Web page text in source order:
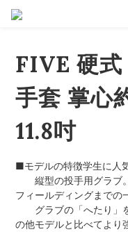
FIVE 硬式
手套 掌心
11.8吋
■モデルの特徴学生に人
縦型の投手用グラブ
フィールディングまでの
グラブの「へたり」
の他モデルと比べてより